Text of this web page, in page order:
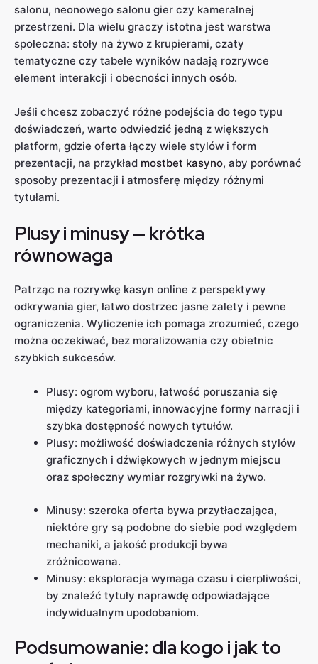
salonu, neonowego salonu gier czy kameralnej
przestrzeni. Dla wielu graczy istotna jest warstwa
społeczna: stoły na żywo z krupierami, czaty
tematyczne czy tabele wyników nadają rozrywce
element interakcji i obecności innych osób.
Jeśli chcesz zobaczyć różne podejścia do tego typu
doświadczeń, warto odwiedzić jedną z większych
platform, gdzie oferta łączy wiele stylów i form
prezentacji, na przykład mostbet kasyno, aby porównać
sposoby prezentacji i atmosferę między różnymi
tytułami.
Plusy i minusy — krótka
równowaga
Patrząc na rozrywkę kasyn online z perspektywy
odkrywania gier, łatwo dostrzec jasne zalety i pewne
ograniczenia. Wyliczenie ich pomaga zrozumieć, czego
można oczekiwać, bez moralizowania czy obietnic
szybkich sukcesów.
Plusy: ogrom wyboru, łatwość poruszania się
między kategoriami, innowacyjne formy narracji i
szybka dostępność nowych tytułów.
Plusy: możliwość doświadczenia różnych stylów
graficznych i dźwiękowych w jednym miejscu
oraz społeczny wymiar rozgrywki na żywo.
Minusy: szeroka oferta bywa przytłaczająca,
niektóre gry są podobne do siebie pod względem
mechaniki, a jakość produkcji bywa
zróżnicowana.
Minusy: eksploracja wymaga czasu i cierpliwości,
by znaleźć tytuły naprawdę odpowiadające
indywidualnym upodobaniom.
Podsumowanie: dla kogo i jak to